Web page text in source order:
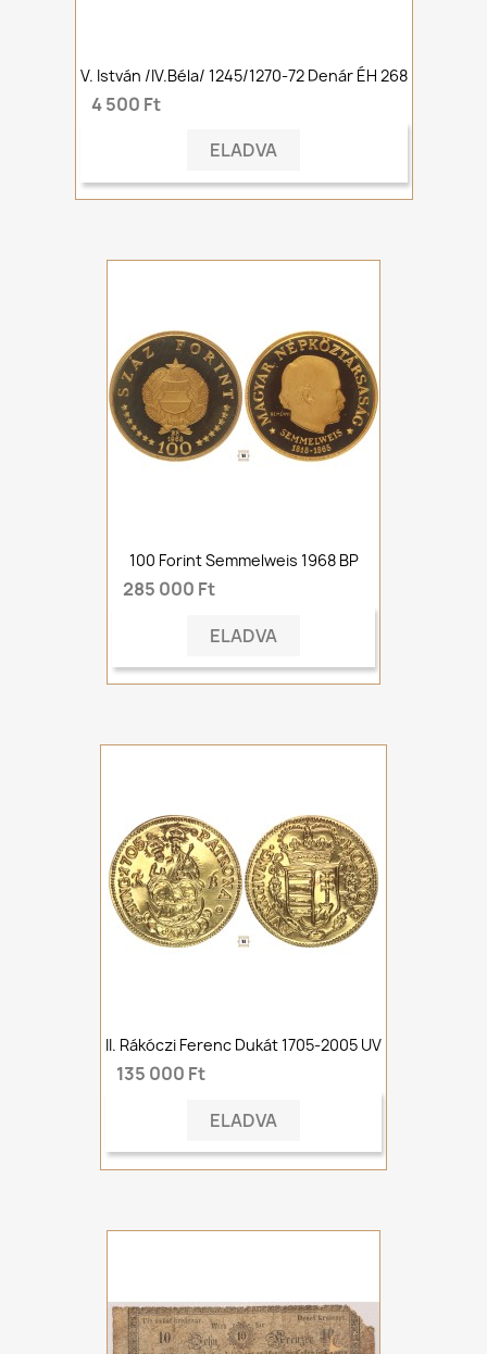
V. István /IV.Béla/ 1245/1270-72 Denár ÉH 268
4 500 Ft
ELADVA
100 Forint Semmelweis 1968 BP
285 000 Ft
ELADVA
II. Rákóczi Ferenc Dukát 1705-2005 UV
135 000 Ft
ELADVA